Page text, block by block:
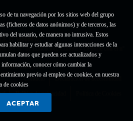
de tu navegación por los sitios web del grupo
(ficheros de datos anónimos) y de terceros, las
del usuario, de manera no intrusiva. Estos
habilitar y estudiar algunas interacciones de la
datos que pueden ser actualizados y
información, conocer cómo cambiar la
previo al empleo de cookies, en nuestra
de cookies
ACEPTAR
G-50000652.
del Mº de Educación, Cultura y Deporte con el nº
50001 Zaragoza.
Contacto
Declaración de accesibilidad
Política de privacidad